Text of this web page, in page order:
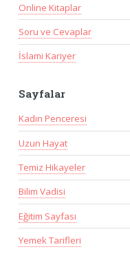
Online Kitaplar
Soru ve Cevaplar
İslami Kariyer
Sayfalar
Kadın Penceresi
Uzun Hayat
Temiz Hikayeler
Bilim Vadisi
Eğitim Sayfası
Yemek Tarifleri